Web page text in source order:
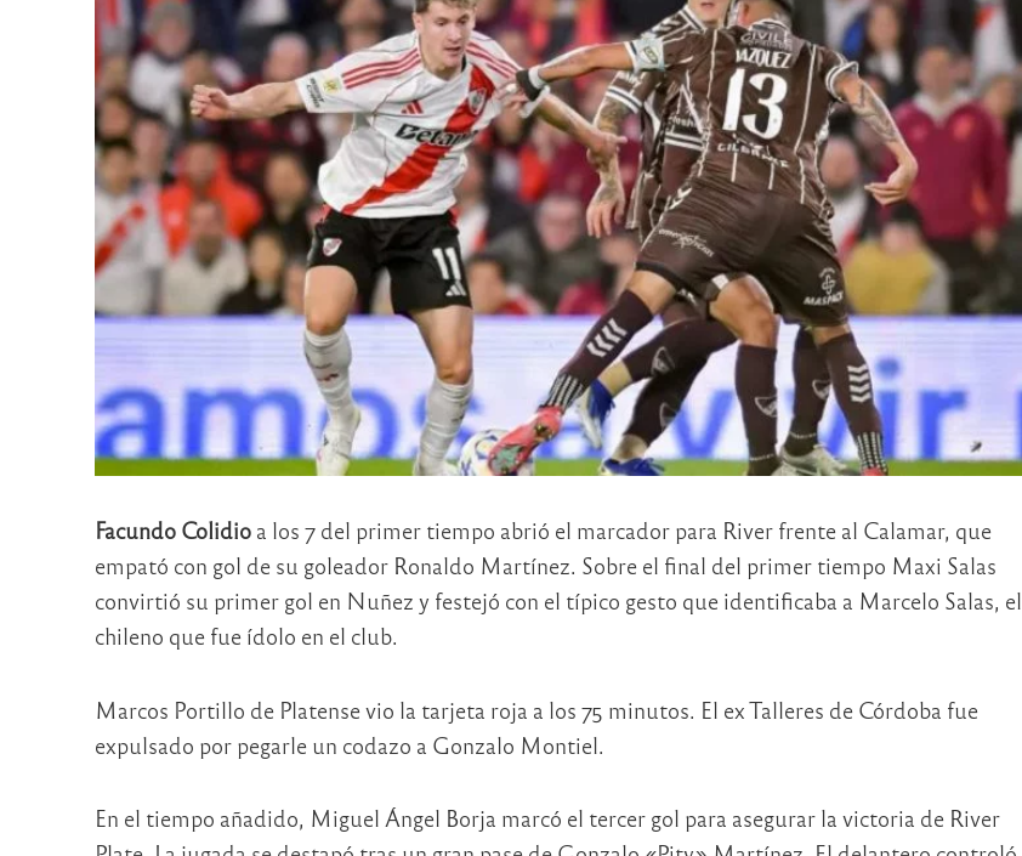
Facundo Colidioa los 7 del primer tiempo abrió el marcador para River frente al Calamar, que
empató con gol de su goleador Ronaldo Martínez. Sobre el final del primer tiempo Maxi Salas
convirtió su primer gol en Nuñez y festejó con el típico gesto que identificaba a Marcelo Salas, el
chileno que fue ídolo en el club.
Marcos Portillo de Platense vio la tarjeta roja a los 75 minutos. El ex Talleres de Córdoba fue
expulsado por pegarle un codazo a Gonzalo Montiel.
En el tiempo añadido, Miguel Ángel Borja marcó el tercer gol para asegurar la victoria de River